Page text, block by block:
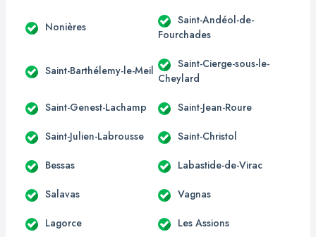
Nonières
Saint-Andéol-de-
Fourchades
Saint-Barthélemy-le-Meil
Saint-Cierge-sous-le-
Cheylard
Saint-Genest-Lachamp Saint-Jean-Roure
Saint-Julien-Labrousse Saint-Christol
Bessas Labastide-de-Virac
Salavas Vagnas
Lagorce Les Assions